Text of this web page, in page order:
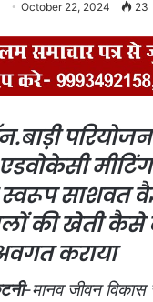
October 22, 2024 23
साशवत
की खेती कैसे
कराया
-मानव जीवन विकास